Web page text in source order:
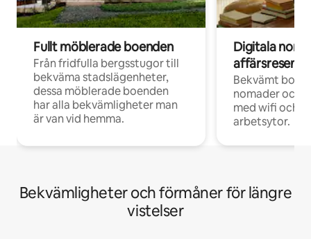
Fullt möblerade boenden
Från fridfulla bergsstugor till
bekväma stadslägenheter,
dessa möblerade boenden
har alla bekvämligheter man
är van vid hemma.
Digitala
Bekvämt
nomader och
med wifi och
arbetsytor.
Bekvämligheter och förmåner för längre
vistelser